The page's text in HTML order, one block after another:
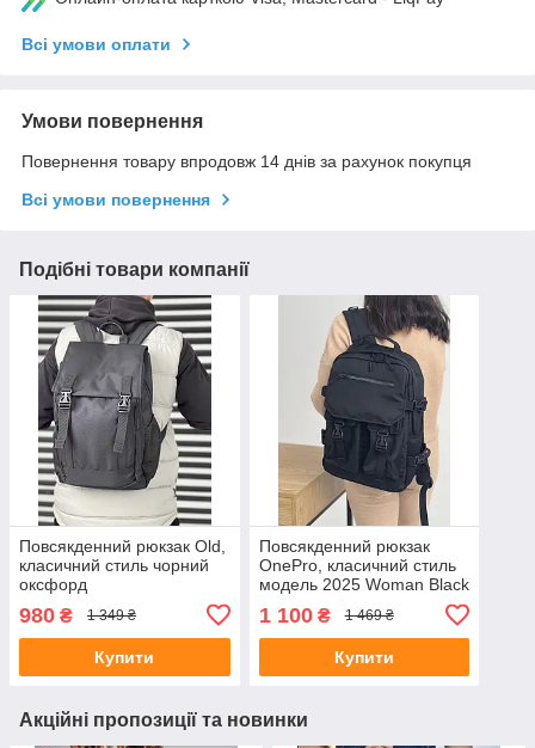
Всі умови оплати
Умови повернення
Повернення товару впродовж 14 днів за рахунок покупця
Всі умови повернення
Подібні товари компанії
Повсякденний рюкзак Old,
класичний стиль чорний
оксфорд
980 ₴ 1 349 ₴
Купити
Повсякденний рюкзак
OnePro, класичний стиль
модель 2025 Woman Black
1 100₴ 1 469 ₴
Купити
Акційні пропозиції та новинки